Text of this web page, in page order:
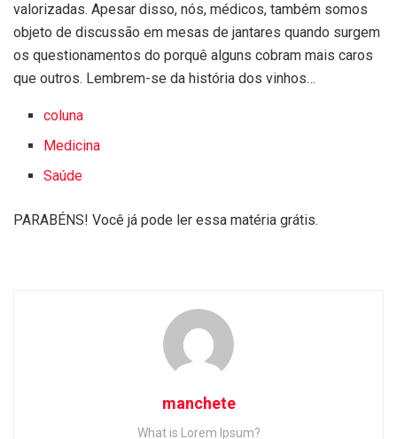
valorizadas. Apesar disso, nós, médicos, também somos
objeto de discussão em mesas de jantares quando surgem
os questionamentos do porquê alguns cobram mais caros
que outros. Lembrem-se da história dos vinhos…
coluna
Medicina
Saúde
PARABÉNS! Você já pode ler essa matéria grátis.
manchete
What is Lorem Ipsum?